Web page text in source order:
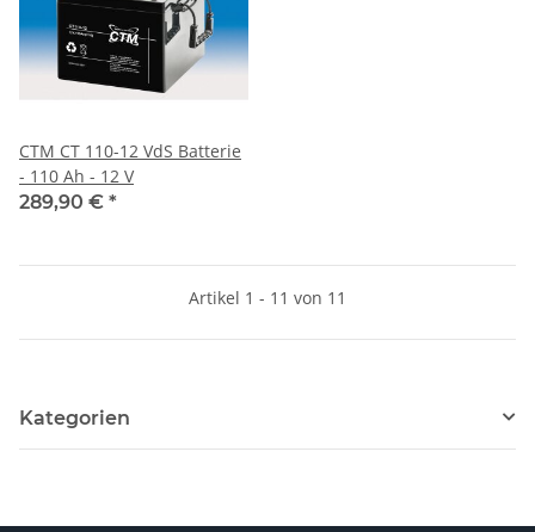
CTM CT 110-12 VdS Batterie
- 110 Ah - 12 V
289,90 € *
Artikel 1 - 11 von 11
Kategorien